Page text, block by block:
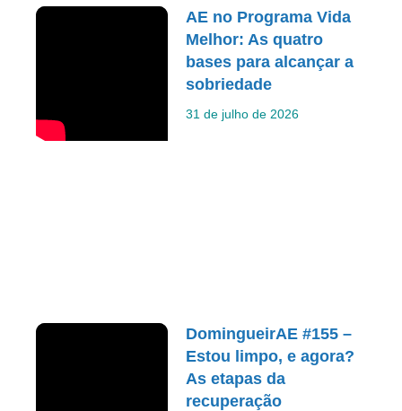
AE no Programa Vida
Melhor: As quatro
bases para alcançar a
sobriedade
31 de julho de 2026
DomingueirAE #155 –
Estou limpo, e agora?
As etapas da
recuperação